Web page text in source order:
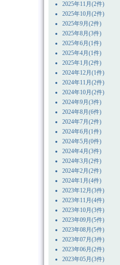
2025年11月(2件)
2025年10月(2件)
2025年9月(2件)
2025年8月(3件)
2025年6月(1件)
2025年4月(1件)
2025年1月(2件)
2024年12月(1件)
2024年11月(2件)
2024年10月(2件)
2024年9月(3件)
2024年8月(6件)
2024年7月(2件)
2024年6月(1件)
2024年5月(0件)
2024年4月(3件)
2024年3月(2件)
2024年2月(2件)
2024年1月(4件)
2023年12月(3件)
2023年11月(4件)
2023年10月(3件)
2023年09月(5件)
2023年08月(5件)
2023年07月(3件)
2023年06月(2件)
2023年05月(3件)